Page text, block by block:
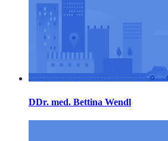
DDr. med. Bettina Wendl